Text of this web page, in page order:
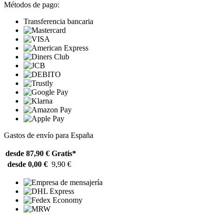
Métodos de pago:
Transferencia bancaria
Gastos de envío para España
desde 87,90 € Gratis*
desde 0,00 € 9,90 €